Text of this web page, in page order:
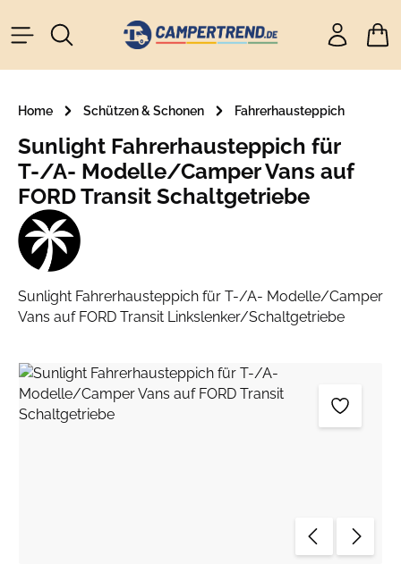
springen
Home Schützen & Schonen Fahrerhausteppich
Sunlight Fahrerhausteppich für
T-/A- Modelle/Camper Vans auf
FORD Transit Schaltgetriebe
Sunlight Fahrerhausteppich für T-/A- Modelle/Camper
Vans auf FORD Transit Linkslenker/Schaltgetriebe
Bildergalerie überspringen